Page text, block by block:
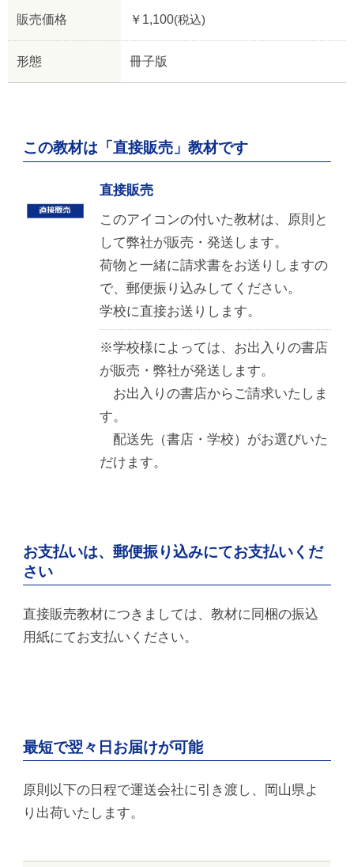
販売価格 ￥1,100(税込)
形態 冊子版
この教材は「直接販売」教材です
直接販売
このアイコンの付いた教材は、原則と
して弊社が販売・発送します。
荷物と一緒に請求書をお送りしますの
で、郵便振り込みしてください。
学校に直接お送りします。
※学校様によっては、お出入りの書店
が販売・弊社が発送します。
お出入りの書店からご請求いたしま
す。
配送先（書店・学校）がお選びいた
だけます。
お支払いは、郵便振り込みにてお支払いくだ
さい
直接販売教材につきましては、教材に同梱の振込
用紙にてお支払いください。
最短で翌々日お届けが可能
原則以下の日程で運送会社に引き渡し、岡山県よ
り出荷いたします。